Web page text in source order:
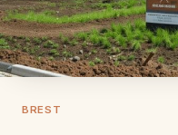
BREST